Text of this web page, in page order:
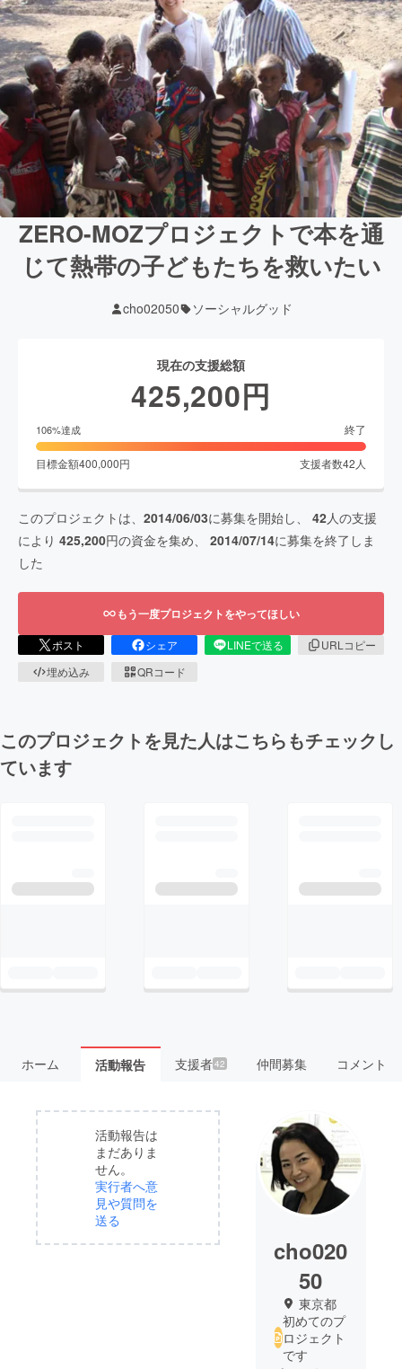
ZERO-MOZプロジェクトで本を通
じて熱帯の子どもたちを救いたい
cho02050 ソーシャルグッド
現在の支援総額
425,200円
106%達成 終了
目標金額400,000円 支援者数42 人
このプロジェクトは、 2014/06/03に募集を開始し、 42人の支援
により 425,200円の資金を集め、 2014/07/14に募集を終了しま
した
もう一度プロジェクトをやってほしい
ポスト シェア LINEで送る
URLコピー
埋め込み
QRコード
このプロジェクトを見た人はこちらもチェックし
ています
ホーム 活動報告 支援者42 仲間募集 コメント
活動報告は
まだありま
せん。
実行者へ意
見や質問を
送る
cho020
50
東京都
初めてのプ
ロジェクト
です